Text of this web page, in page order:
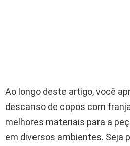
Ao longo deste artigo, você
descanso de copos com
melhores materiais para a
em diversos ambientes. Seja